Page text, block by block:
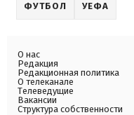
ФУТБОЛ УЕФА
О нас
Редакция
Редакционная политика
О телеканале
Телеведущие
Вакансии
Структура собственности